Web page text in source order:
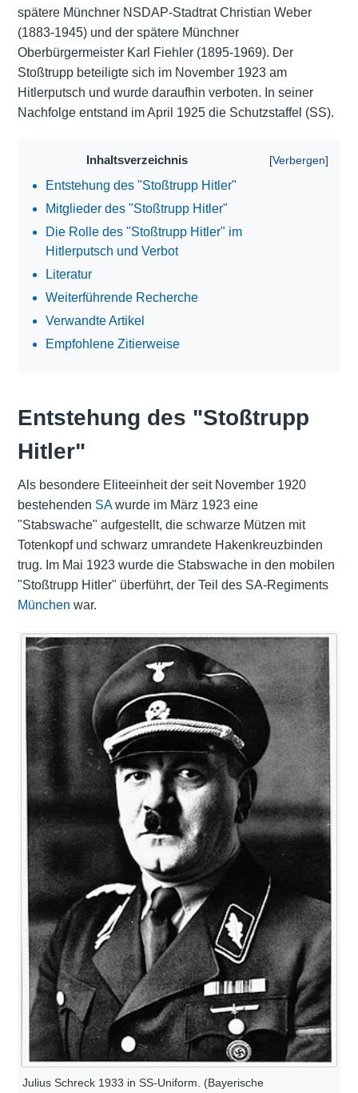
spätere Münchner NSDAP-Stadtrat Christian Weber
(1883-1945) und der spätere Münchner
Oberbürgermeister Karl Fiehler (1895-1969). Der
Stoßtrupp beteiligte sich im November 1923 am
Hitlerputsch und wurde daraufhin verboten. In seiner
Nachfolge entstand im April 1925 die Schutzstaffel (SS).
Inhaltsverzeichnis
Entstehung des "Stoßtrupp Hitler"
Mitglieder des "Stoßtrupp Hitler"
Die Rolle des "Stoßtrupp Hitler" im
Hitlerputsch und Verbot
Literatur
Weiterführende Recherche
Verwandte Artikel
Empfohlene Zitierweise
Entstehung des "Stoßtrupp
Hitler"
Als besondere Eliteeinheit der seit November 1920
bestehenden SAwurde im März 1923 eine
"Stabswache" aufgestellt, die schwarze Mützen mit
Totenkopf und schwarz umrandete Hakenkreuzbinden
trug. Im Mai 1923 wurde die Stabswache in den mobilen
"Stoßtrupp Hitler" überführt, der Teil des SA-Regiments
München war.
Julius Schreck 1933 in SS-Uniform. (Bayerische